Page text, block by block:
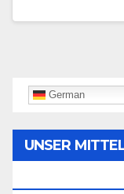
German
UNSER